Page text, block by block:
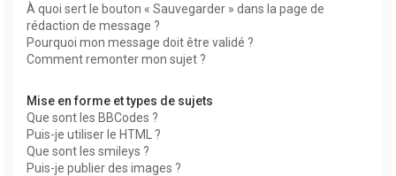
À quoi sert le bouton « Sauvegarder » dans la page de
rédaction de message ?
Pourquoi mon message doit être validé ?
Comment remonter mon sujet ?
Mise en forme et types de sujets
Que sont les BBCodes ?
Puis-je utiliser le HTML ?
Que sont les smileys ?
Puis-je publier des images ?